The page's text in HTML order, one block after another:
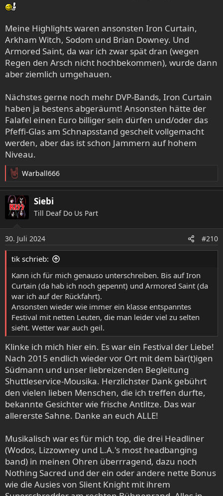
Meine Highlights waren ansonsten Iron Curtain,
Arkham Witch, Sodom und Brian Downey. Und
Armored Saint, da war ich zwar spät dran (wegen
Regen den Arsch nicht hochbekommen), wurde dann
aber ziemlich umgehauen.
Nächstes gerne noch mehr DVP-Bands, Iron Curtain
haben ja bestens abgeräumt! Ansonsten hätte der
Falafel einen Euro billiger sein dürfen und/oder das
Pfeffi-Glas am Schnapsstand gescheit vollgemacht
werden, aber das ist schon Jammern auf hohem
Niveau.
R
e
a
k
t
n
e
n
Warball666
Siebi
Till Deaf Do Us Part
30. Juli 2024 #210
tik schrieb:
Kann ich für mich genauso unterschreiben. Bis auf Iron
Curtain (da hab ich noch gepennt) und Armored Saint (da
war ich auf der Rückfahrt).
Ansonsten wieder wie immer ein klasse entspanntes
Festival mit netten Leuten, die man leider viel zu selten
sieht. Wetter war auch geil.
Klinke ich mich hier ein. Es war ein Festival der Liebe!
Nach 2015 endlich wieder vor Ort mit dem bär(t)igen
Südmann und unser liebreizenden Begleitung
Shuttleservice-Mousika. Herzlichster Dank gebührt
den vielen lieben Menschen, die ich treffen durfte,
bekannte Gesichter wie frische Antlitze. Das war
allererste Sahne. Danke an euch ALLE!
Musikalisch war es für mich top, die drei Headliner
(Wodos, Lizzowney und L.A.'s most headbanging
band) in meinen Ohren überrragend, dazu noch
Nothing Sacred und der ein oder andere nette Bonus
wie die Ausies von Slient Knight mit ihrem